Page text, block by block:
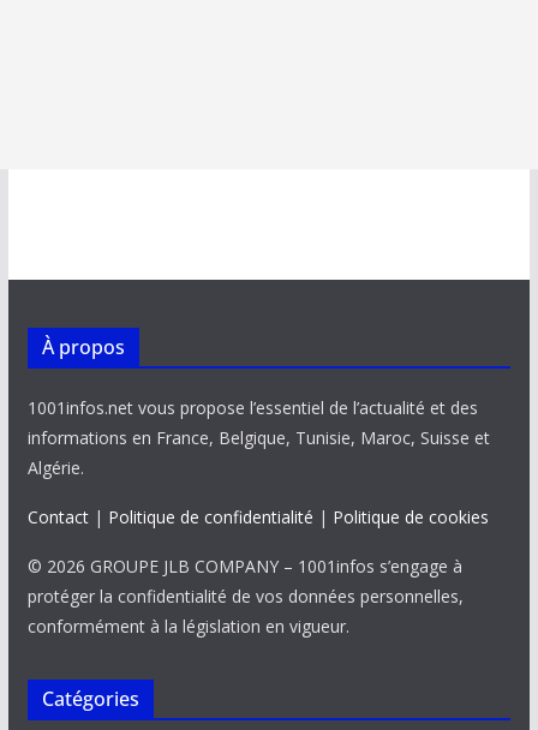
À propos
1001infos.net vous propose l’essentiel de l’actualité et des
informations en France, Belgique, Tunisie, Maroc, Suisse et
Algérie.
Contact| Politique de confidentialité | Politique de cookies
© 2026 GROUPE JLB COMPANY – 1001infos s’engage à
protéger la confidentialité de vos données personnelles,
conformément à la législation en vigueur.
Catégories